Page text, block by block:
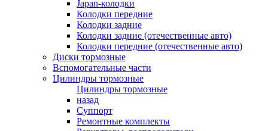
Japan-колодки
Колодки передние
Колодки задние
Колодки задние (отечественные авто)
Колодки передние (отечественные авто)
Диски тормозные
Вспомогательные части
Цилиндры тормозные
Цилиндры тормозные
назад
Суппорт
Ремонтные комплекты